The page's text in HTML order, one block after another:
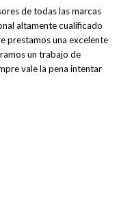
de todas las marcas
altamente cualificado
prestamos una excelente
un trabajo de
vale la pena intentar